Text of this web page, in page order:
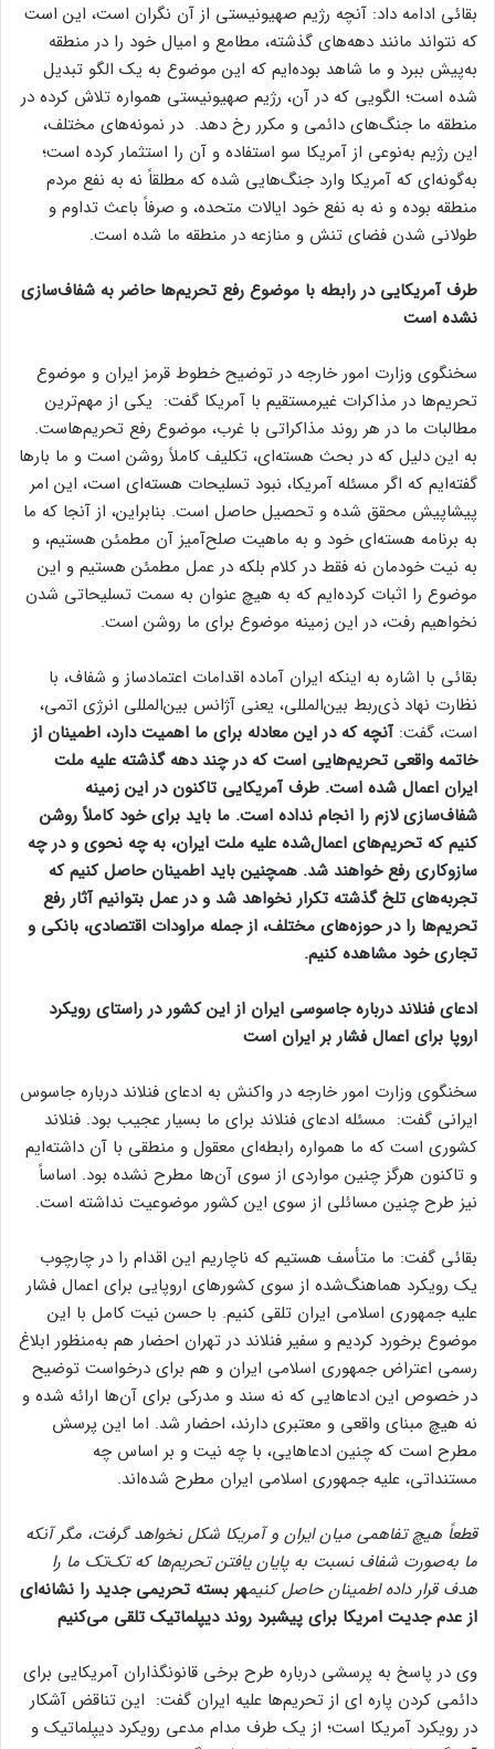
بقائی ادامه داد: آنچه رژیم صهیونیستی از آن نگران است، این است
که نتواند مانند دهه‌های گذشته، مطامع و امیال خود را در منطقه
به‌پیش ببرد و ما شاهد بوده‌ایم که این موضوع به یک الگو تبدیل
شده است؛ الگویی که در آن، رژیم صهیونیستی همواره تلاش کرده در
منطقه ما جنگ‌های دائمی و مکرر رخ دهد. در نمونه‌های مختلف،
این رژیم به‌نوعی از آمریکا سو استفاده و آن را استثمار کرده است؛
به‌گونه‌ای که آمریکا وارد جنگ‌هایی شده که مطلقاً نه به نفع مردم
منطقه بوده و نه به نفع خود ایالات متحده، و صرفاً باعث تداوم و
طولانی شدن فضای تنش و منازعه در منطقه ما شده است.
طرف آمریکایی در رابطه با موضوع رفع تحریم‌ها حاضر به شفاف‌سازی
نشده است
سخنگوی وزارت امور خارجه در توضیح خطوط قرمز ایران و موضوع
تحریم‌ها در مذاکرات غیرمستقیم با آمریکا گفت: یکی از مهم‌ترین
مطالبات ما در هر روند مذاکراتی با غرب، موضوع رفع تحریم‌هاست.
به این دلیل که در بحث هسته‌ای، تکلیف کاملاً روشن است و ما بارها
گفته‌ایم که اگر مسئله آمریکا، نبود تسلیحات هسته‌ای است، این امر
پیشاپیش محقق شده و تحصیل حاصل است. بنابراین، از آنجا که ما
به برنامه هسته‌ای خود و به ماهیت صلح‌آمیز آن مطمئن هستیم، و
به نیت خودمان نه فقط در کلام بلکه در عمل مطمئن هستیم و این
موضوع را اثبات کرده‌ایم که به هیچ عنوان به سمت تسلیحاتی شدن
نخواهیم رفت، در این زمینه موضوع برای ما روشن است.
بقائی با اشاره به اینکه ایران آماده اقدامات اعتمادساز و شفاف، با
نظارت نهاد ذی‌ربط بین‌المللی، یعنی آژانس بین‌المللی انرژی اتمی،
است، گفت:آنچه که در این معادله برای ما اهمیت دارد، اطمینان از
خاتمه واقعی تحریم‌هایی است که در چند دهه گذشته علیه ملت
ایران اعمال شده است. طرف آمریکایی تاکنون در این زمینه
شفاف‌سازی لازم را انجام نداده است. ما باید برای خود کاملاً روشن
کنیم که تحریم‌های اعمال‌شده علیه ملت ایران، به چه نحوی و در چه
سازوکاری رفع خواهند شد. همچنین باید اطمینان حاصل کنیم که
تجربه‌های تلخ گذشته تکرار نخواهد شد و در عمل بتوانیم آثار رفع
تحریم‌ها را در حوزه‌های مختلف، از جمله مراودات اقتصادی، بانکی و
تجاری خود مشاهده کنیم.
ادعای فنلاند درباره جاسوسی ایران از این کشور در راستای رویکرد
اروپا برای اعمال فشار بر ایران است
سخنگوی وزارت امور خارجه در واکنش به ادعای فنلاند درباره جاسوس
ایرانی گفت: مسئله ادعای فنلاند برای ما بسیار عجیب بود. فنلاند
کشوری است که ما همواره رابطه‌ای معقول و منطقی با آن داشته‌ایم
و تاکنون هرگز چنین مواردی از سوی آن‌ها مطرح نشده بود. اساساً
نیز طرح چنین مسائلی از سوی این کشور موضوعیت نداشته است.
بقائی گفت: ما متأسف هستیم که ناچاریم این اقدام را در چارچوب
یک رویکرد هماهنگ‌شده از سوی کشورهای اروپایی برای اعمال فشار
علیه جمهوری اسلامی ایران تلقی کنیم. با حسن نیت کامل با این
موضوع برخورد کردیم و سفیر فنلاند در تهران احضار هم به‌منظور ابلاغ
رسمی اعتراض جمهوری اسلامی ایران و هم برای درخواست توضیح
در خصوص این ادعاهایی که نه سند و مدرکی برای آن‌ها ارائه شده و
نه هیچ مبنای واقعی و معتبری دارند، احضار شد. اما این پرسش
مطرح است که چنین ادعاهایی، با چه نیت و بر اساس چه
مستنداتی، علیه جمهوری اسلامی ایران مطرح شده‌اند.
قطعاً هیچ تفاهمی میان ایران و آمریکا شکل نخواهد گرفت، مگر آنکه
ما به‌صورت شفاف نسبت به پایان یافتن تحریم‌ها که تک‌تک ما را
هدف قرار داده اطمینان حاصل کنیمهر بسته تحریمی جدید را نشانه‌ای
از عدم جدیت امریکا برای پیشبرد روند دیپلماتیک تلقی می‌کنیم
وی در پاسخ به پرسشی درباره طرح برخی قانونگذاران آمریکایی برای
دائمی کردن پاره ای از تحریم‌ها علیه ایران گفت: این تناقض آشکار
در رویکرد آمریکا است؛ از یک طرف مدام مدعی رویکرد دیپلماتیک و